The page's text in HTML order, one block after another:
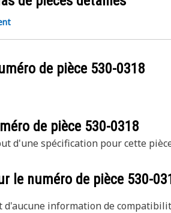
de pièce 530-0318
de pièce 530-0318
d'une spécification pour cette
le numéro de pièce 530-
d'aucune information de